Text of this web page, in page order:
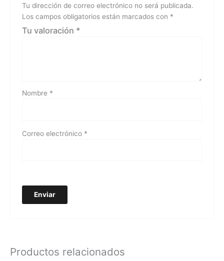
Tu dirección de correo electrónico no será publicada.
Los campos obligatorios están marcados con *
Tu valoración *
Nombre *
Correo electrónico *
Productos relacionados